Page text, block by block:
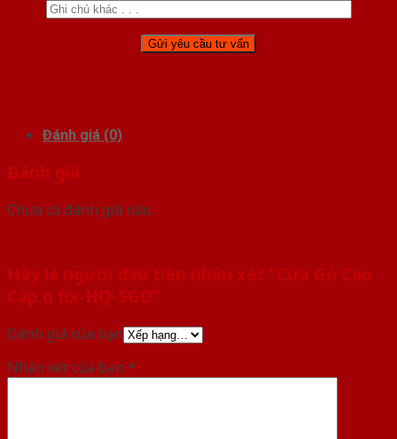
Đánh giá (0)
Đánh giá
Chưa có đánh giá nào.
Hãy là người đầu tiên nhận xét “Cửa Gỗ Cao
Cấp o fix-HQ-SGD”
Đánh giá của bạn
Nhận xét của bạn *